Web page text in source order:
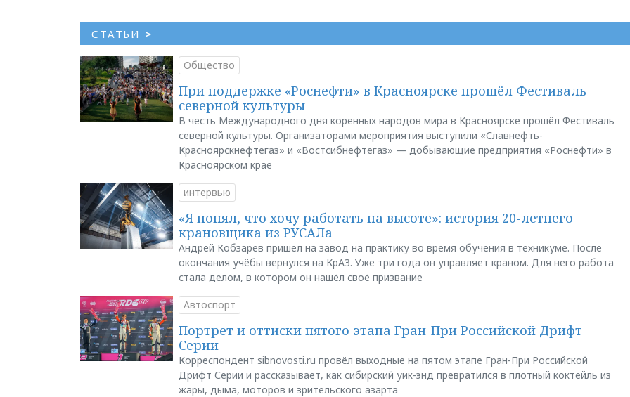
СТАТЬИ >
Общество
При поддержке «Роснефти» в Красноярске прошёл Фестиваль
северной культуры
В честь Международного дня коренных народов мира в Красноярске прошёл Фестиваль
северной культуры. Организаторами мероприятия выступили «Славнефть-
Красноярскнефтегаз» и «Востсибнефтегаз» — добывающие предприятия «Роснефти» в
Красноярском крае
интервью
«Я понял, что хочу работать на высоте»: история 20-летнего
крановщика из РУСАЛа
Андрей Кобзарев пришёл на завод на практику во время обучения в техникуме. После
окончания учёбы вернулся на КрАЗ. Уже три года он управляет краном. Для него работа
стала делом, в котором он нашёл своё призвание
Автоспорт
Портрет и оттиски пятого этапа Гран-При Российской Дрифт
Серии
Корреспондент sibnovosti.ru провёл выходные на пятом этапе Гран-При Российской
Дрифт Серии и рассказывает, как сибирский уик-энд превратился в плотный коктейль из
жары, дыма, моторов и зрительского азарта